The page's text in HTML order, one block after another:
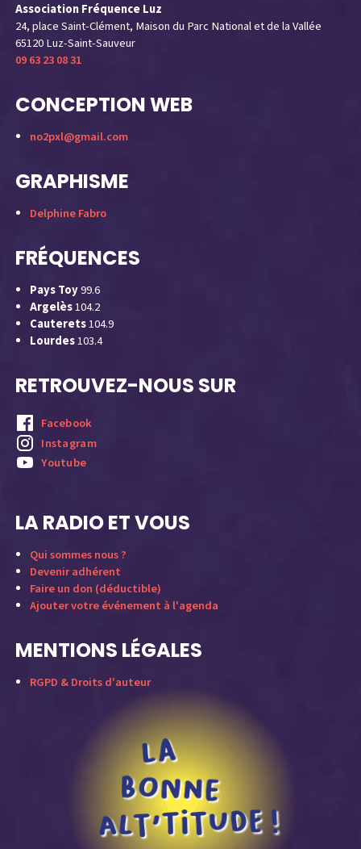
Association Fréquence Luz
24, place Saint-Clément, Maison du Parc National et de la Vallée
65120 Luz-Saint-Sauveur
09 63 23 08 31
CONCEPTION WEB
no2pxl@gmail.com
GRAPHISME
Delphine Fabro
FRÉQUENCES
Pays Toy99.6
Argelès104.2
Cauterets104.9
Lourdes103.4
RETROUVEZ-NOUS SUR
Facebook
Instagram
Youtube
LA RADIO ET VOUS
Qui sommes nous ?
Devenir adhérent
Faire un don (déductible)
Ajouter votre événement à l'agenda
MENTIONS LÉGALES
RGPD & Droits d'auteur